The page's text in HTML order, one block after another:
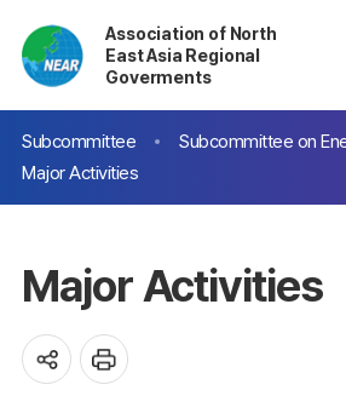
Association of North
East Asia Regional
Goverments
Subcommittee
Subcommittee on
Major Activities
Major Activities